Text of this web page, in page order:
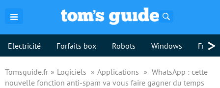
Electricité Forfaits box Robots Windows >
Tomsguide.fr Logiciels Applications
WhatsApp : cette
nouvelle fonction anti-spam va vous faire gagner du temps